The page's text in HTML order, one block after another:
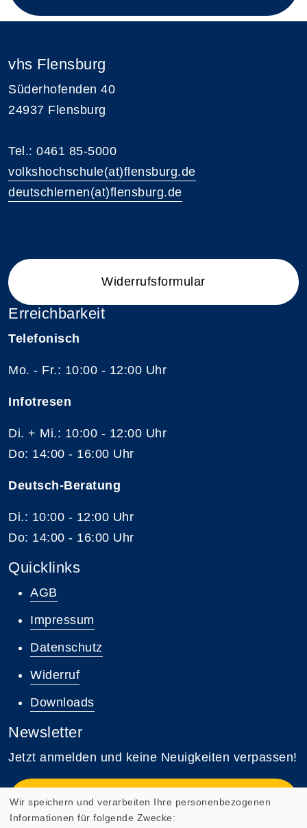
vhs Flensburg
Süderhofenden 40
24937 Flensburg
Tel.: 0461 85-5000
volkshochschule(at)flensburg.de
deutschlernen(at)flensburg.de
Widerrufsformular
Erreichbarkeit
Telefonisch
Mo. - Fr.: 10:00 - 12:00 Uhr
Infotresen
Di. + Mi.: 10:00 - 12:00 Uhr
Do: 14:00 - 16:00 Uhr
Deutsch-Beratung
Di.: 10:00 - 12:00 Uhr
Do: 14:00 - 16:00 Uhr
Quicklinks
AGB
Impressum
Datenschutz
Widerruf
Downloads
Newsletter
Jetzt anmelden und keine Neuigkeiten verpassen!
Zum Newsletter anmelden
Wir speichern und verarbeiten Ihre personenbezogenen
Informationen für folgende Zwecke: